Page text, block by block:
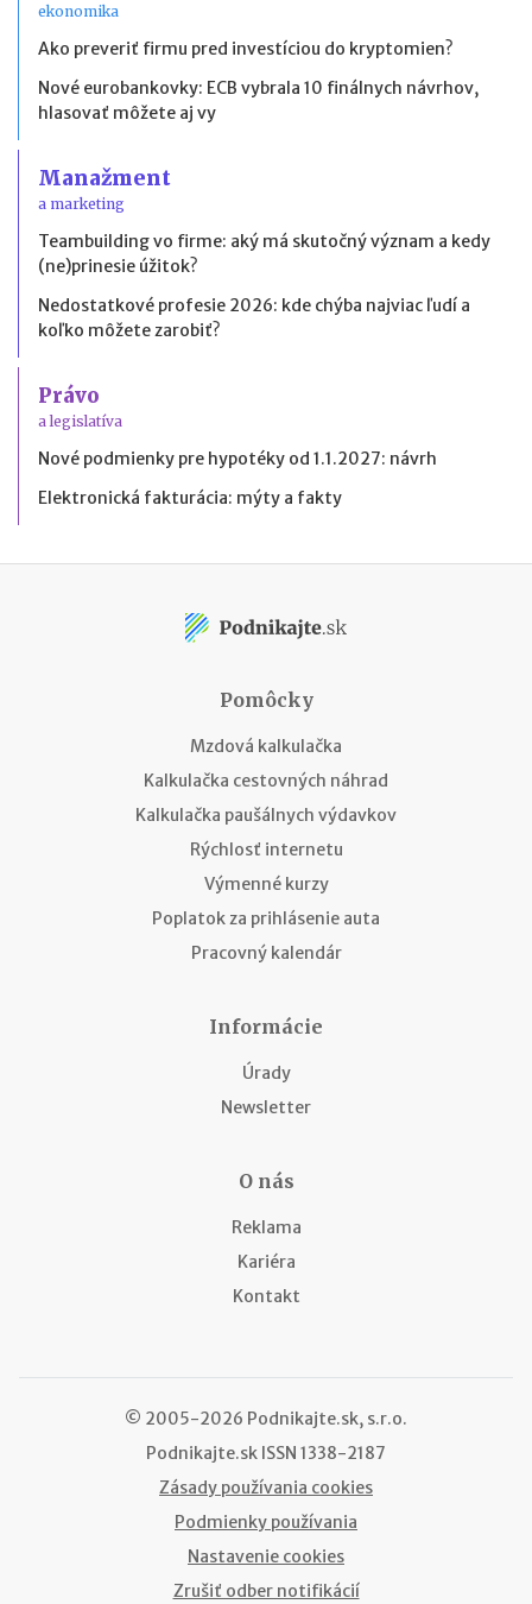
ekonomika
Ako preveriť firmu pred investíciou do kryptomien?
Nové eurobankovky: ECB vybrala 10 finálnych návrhov,
hlasovať môžete aj vy
Manažment
a marketing
Teambuilding vo firme: aký má skutočný význam a kedy
(ne)prinesie úžitok?
Nedostatkové profesie 2026: kde chýba najviac ľudí a
koľko môžete zarobiť?
Právo
a legislatíva
Nové podmienky pre hypotéky od 1.1.2027: návrh
Elektronická fakturácia: mýty a fakty
Pomôcky
Mzdová kalkulačka
Kalkulačka cestovných náhrad
Kalkulačka paušálnych výdavkov
Rýchlosť internetu
Výmenné kurzy
Poplatok za prihlásenie auta
Pracovný kalendár
Informácie
Úrady
Newsletter
O nás
Reklama
Kariéra
Kontakt
© 2005-2026 Podnikajte.sk, s.r.o.
Podnikajte.sk ISSN 1338-2187
Zásady používania cookies
Podmienky používania
Nastavenie cookies
Zrušiť odber notifikácií